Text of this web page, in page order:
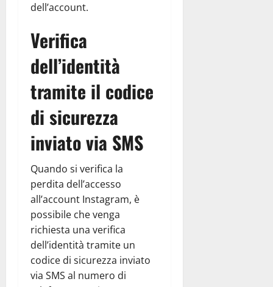
dell’account.
Verifica
dell’identità
tramite il codice
di sicurezza
inviato via SMS
Quando si verifica la
perdita dell’accesso
all’account Instagram, è
possibile che venga
richiesta una verifica
dell’identità tramite un
codice di sicurezza inviato
via SMS al numero di